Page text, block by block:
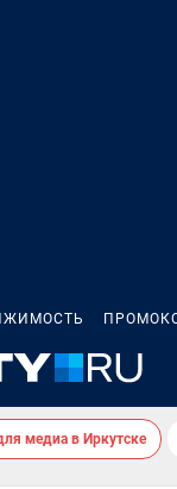
медиа в Иркутске